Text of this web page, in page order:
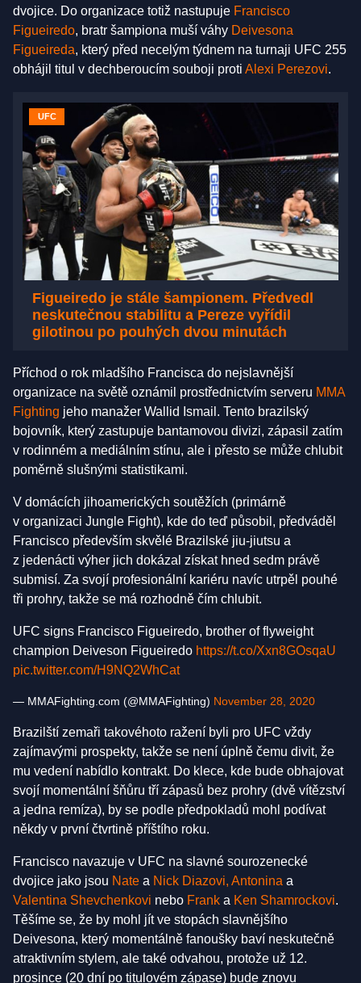
dvojice. Do organizace totiž nastupuje Francisco
Figueiredo, bratr šampiona muší váhy Deivesona
Figueireda, který před necelým týdnem na turnaji UFC 255
obhájil titul v dechberoucím souboji proti Alexi Perezovi.
UFC
Figueiredo je stále šampionem. Předvedl
neskutečnou stabilitu a Pereze vyřídil
gilotinou po pouhých dvou minutách
Příchod o rok mladšího Francisca do nejslavnější
organizace na světě oznámil prostřednictvím serveru MMA
Fighting jeho manažer Wallid Ismail. Tento brazilský
bojovník, který zastupuje bantamovou divizi, zápasil zatím
v rodinném a mediálním stínu, ale i přesto se může chlubit
poměrně slušnými statistikami.
V domácích jihoamerických soutěžích (primárně
v organizaci Jungle Fight), kde do teď působil, předváděl
Francisco především skvělé Brazilské jiu-jiutsu a
z jedenácti výher jich dokázal získat hned sedm právě
submisí. Za svojí profesionální kariéru navíc utrpěl pouhé
tři prohry, takže se má rozhodně čím chlubit.
UFC signs Francisco Figueiredo, brother of flyweight
champion Deiveson Figueiredo https://t.co/Xxn8GOsqaU
pic.twitter.com/H9NQ2WhCat
— MMAFighting.com (@MMAFighting) November 28, 2020
Brazilští zemaři takovéhoto ražení byli pro UFC vždy
zajímavými prospekty, takže se není úplně čemu divit, že
mu vedení nabídlo kontrakt. Do klece, kde bude obhajovat
svojí momentální šňůru tří zápasů bez prohry (dvě vítězství
a jedna remíza), by se podle předpokladů mohl podívat
někdy v první čtvrtině příštího roku.
Francisco navazuje v UFC na slavné sourozenecké
dvojice jako jsou Nate a Nick Diazovi, Antonina a
Valentina Shevchenkovi nebo Frank a Ken Shamrockovi.
Těšíme se, že by mohl jít ve stopách slavnějšího
Deivesona, který momentálně fanoušky baví neskutečně
atraktivním stylem, ale také odvahou, protože už 12.
prosince (20 dní po titulovém zápase) bude znovu